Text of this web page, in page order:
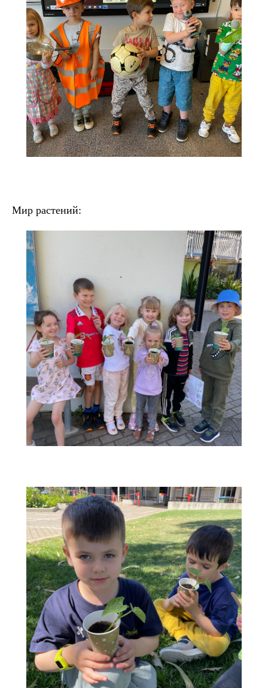
Мир растений: